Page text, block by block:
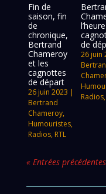
Fin de
saison, fin
de
chronique,
Bertrand
Chameroy
et les
cagnottes
de départ
26 juin 2023 |
Bertrand
Chameroy,
Humouristes,
Radios, RTL
de
26 juin
Radios,
« Entrées précédentes